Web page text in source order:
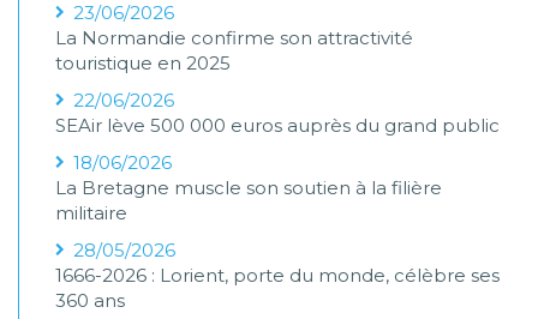
23/06/2026
La Normandie confirme son attractivité
touristique en 2025
22/06/2026
SEAir lève 500 000 euros auprès du grand public
18/06/2026
La Bretagne muscle son soutien à la filière
militaire
28/05/2026
1666-2026 : Lorient, porte du monde, célèbre ses
360 ans